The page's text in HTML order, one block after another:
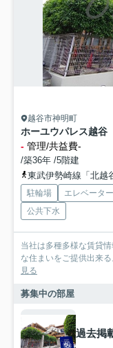
越谷市神明町
ホーユウパレス越谷
- 管理/共益費-
/築36年 /5階建
東武伊勢崎線「北越
駐輪場 エレベーター
公共下水
当社は多種多様な賃貸
な住まいをご提供出来
見る
募集中の部屋
過去掲